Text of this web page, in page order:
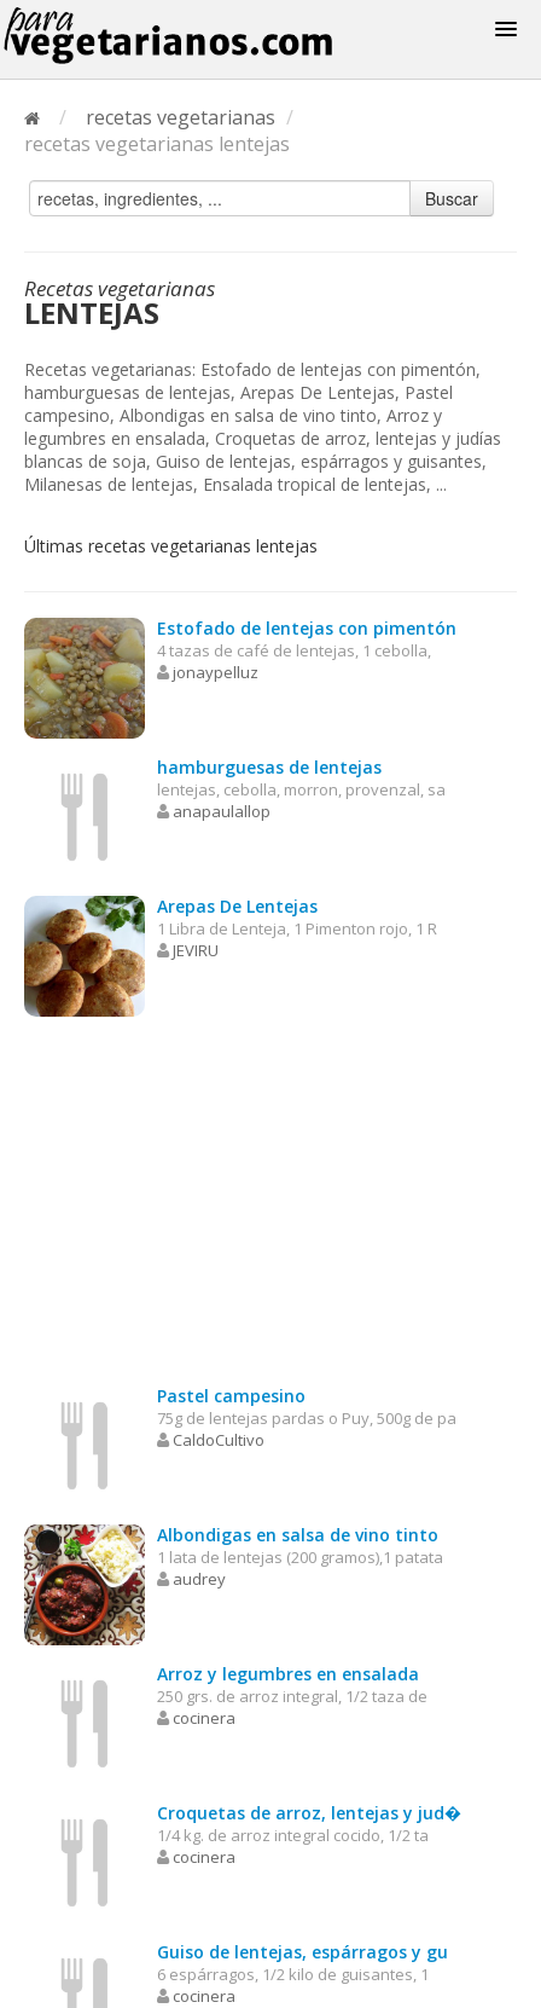
/ recetas vegetarianas /
recetas vegetarianas lentejas
Buscar
Recetas vegetarianas
LENTEJAS
Recetas vegetarianas: Estofado de lentejas con pimentón,
hamburguesas de lentejas, Arepas De Lentejas, Pastel
campesino, Albondigas en salsa de vino tinto, Arroz y
legumbres en ensalada, Croquetas de arroz, lentejas y judías
blancas de soja, Guiso de lentejas, espárragos y guisantes,
Milanesas de lentejas, Ensalada tropical de lentejas, ...
Últimas recetas vegetarianas lentejas
Estofado de lentejas con pimentón
4 tazas de café de lentejas, 1 cebolla,
jonaypelluz
hamburguesas de lentejas
lentejas, cebolla, morron, provenzal, sa
anapaulallop
Arepas De Lentejas
1 Libra de Lenteja, 1 Pimenton rojo, 1 R
JEVIRU
Pastel campesino
75g de lentejas pardas o Puy, 500g de pa
CaldoCultivo
Albondigas en salsa de vino tinto
1 lata de lentejas (200 gramos),1 patata
audrey
Arroz y legumbres en ensalada
250 grs. de arroz integral, 1/2 taza de
cocinera
Croquetas de arroz, lentejas y jud�
1/4 kg. de arroz integral cocido, 1/2 ta
cocinera
Guiso de lentejas, espárragos y gu
6 espárragos, 1/2 kilo de guisantes, 1
cocinera